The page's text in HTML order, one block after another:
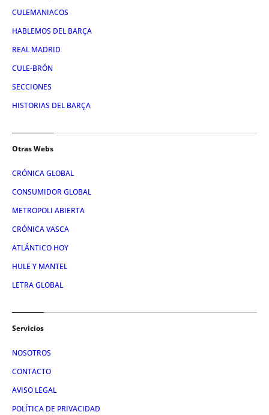
CULEMANIACOS
HABLEMOS DEL BARÇA
REAL MADRID
CULE-BRÓN
SECCIONES
HISTORIAS DEL BARÇA
Otras Webs
CRÓNICA GLOBAL
CONSUMIDOR GLOBAL
METROPOLI ABIERTA
CRÓNICA VASCA
ATLÁNTICO HOY
HULE Y MANTEL
LETRA GLOBAL
Servicios
NOSOTROS
CONTACTO
AVISO LEGAL
POLÍTICA DE PRIVACIDAD